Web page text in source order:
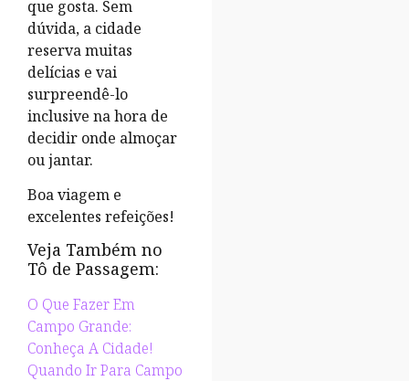
que gosta. Sem
dúvida, a cidade
reserva muitas
delícias e vai
surpreendê-lo
inclusive na hora de
decidir onde almoçar
ou jantar.
Boa viagem e
excelentes refeições!
Veja Também no
Tô de Passagem:
O Que Fazer Em
Campo Grande:
Conheça A Cidade!
Quando Ir Para Campo